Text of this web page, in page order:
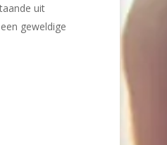
uit
geweldige